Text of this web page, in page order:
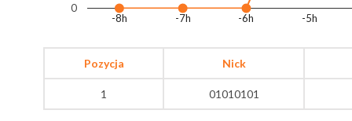
-8h -7h -6h -5h
0
Pozycja Nick
1 01010101